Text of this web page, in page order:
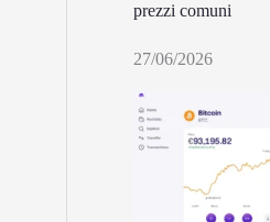
prezzi comuni
27/06/2026